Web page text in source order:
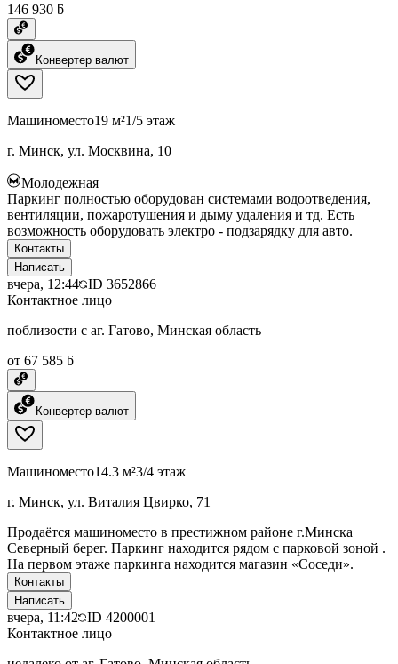
146 930 ƃ
Конвертер валют
Машиноместо19 м²1/5 этаж
г. Минск, ул. Москвина, 10
Молодежная
Паркинг полностью оборудован системами водоотведения,
вентиляции, пожаротушения и дыму удаления и тд. Есть
возможность оборудовать электро - подзарядку для авто.
Контакты
Написать
вчера, 12:44 ID 3652866
Контактное лицо
поблизости с аг. Гатово, Минская область
от 67 585 ƃ
Конвертер валют
Машиноместо14.3 м²3/4 этаж
г. Минск, ул. Виталия Цвирко, 71
Продаётся машиноместо в престижном районе г.Минска
Северный берег. Паркинг находится рядом с парковой зоной .
На первом этаже паркинга находится магазин «Соседи».
Контакты
Написать
вчера, 11:42 ID 4200001
Контактное лицо